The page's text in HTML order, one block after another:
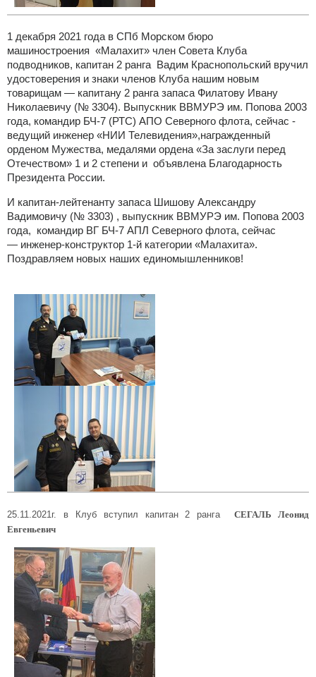
1 декабря 2021 года в СПб Морском бюро
машиностроения «Малахит» член Совета Клуба
подводников, капитан 2 ранга Вадим Краснопольский вручил
удостоверения и знаки членов Клуба нашим новым
товарищам — капитану 2 ранга запаса Филатову Ивану
Николаевичу (№ 3304). Выпускник ВВМУРЭ им. Попова 2003
года, командир БЧ-7 (РТС) АПО Северного флота, сейчас -
ведущий инженер «НИИ Телевидения»,награжденный
орденом Мужества, медалями ордена «За заслуги перед
Отечеством» 1 и 2 степени и объявлена Благодарность
Президента России.
И капитан-лейтенанту запаса Шишову Александру
Вадимовичу (№ 3303) , выпускник ВВМУРЭ им. Попова 2003
года, командир ВГ БЧ-7 АПЛ Северного флота, сейчас
— инженер-конструктор 1-й категории «Малахита».
Поздравляем новых наших единомышленников!
25.11.2021г. в Клуб вступил капитан 2 ранга
СЕГАЛЬ Леонид
Евгеньевич